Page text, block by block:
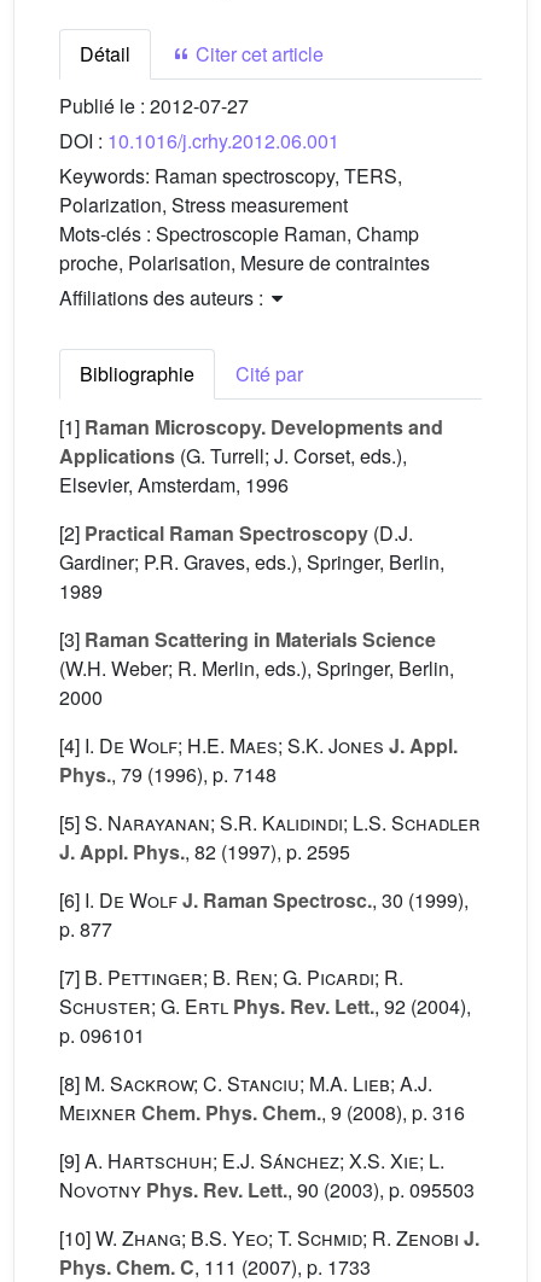
Détail
Citer cet article
Publié le : 2012-07-27
DOI : 10.1016/j.crhy.2012.06.001
Keywords: Raman spectroscopy, TERS,
Polarization, Stress measurement
Mots-clés : Spectroscopie Raman, Champ
proche, Polarisation, Mesure de contraintes
Affiliations des auteurs :
Bibliographie
Cité par
[1] Raman Microscopy. Developments and
Applications (G. Turrell; J. Corset, eds.),
Elsevier, Amsterdam, 1996
[2] Practical Raman Spectroscopy (D.J.
Gardiner; P.R. Graves, eds.), Springer, Berlin,
1989
[3] Raman Scattering in Materials Science
(W.H. Weber; R. Merlin, eds.), Springer, Berlin,
2000
[4] I. De Wolf; H.E. Maes; S.K. Jones J. Appl.
Phys., 79 (1996), p. 7148
[5]S. Narayanan; S.R. Kalidindi; L.S. Schadler
J. Appl. Phys., 82 (1997), p. 2595
[6] I. De WolfJ. Raman Spectrosc., 30 (1999),
p. 877
[7] B. Pettinger; B. Ren; G. Picardi; R.
Schuster; G. Ertl Phys. Rev. Lett., 92 (2004),
p. 096101
[8] M. Sackrow; C. Stanciu; M.A. Lieb; A.J.
Meixner Chem. Phys. Chem., 9 (2008), p. 316
[9]A. Hartschuh; E.J. Sánchez; X.S. Xie; L.
Novotny Phys. Rev. Lett., 90 (2003), p. 095503
[10]W. Zhang; B.S. Yeo; T. Schmid; R. Zenobi J.
Phys. Chem. C, 111 (2007), p. 1733